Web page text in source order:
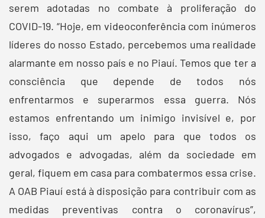
serem adotadas no combate à proliferação do
COVID-19. “Hoje, em videoconferência com inúmeros
líderes do nosso Estado, percebemos uma realidade
alarmante em nosso país e no Piauí. Temos que ter a
consciência que depende de todos nós
enfrentarmos e superarmos essa guerra. Nós
estamos enfrentando um inimigo invisível e, por
isso, faço aqui um apelo para que todos os
advogados e advogadas, além da sociedade em
geral, fiquem em casa para combatermos essa crise.
A OAB Piauí está à disposição para contribuir com as
medidas preventivas contra o coronavírus”,